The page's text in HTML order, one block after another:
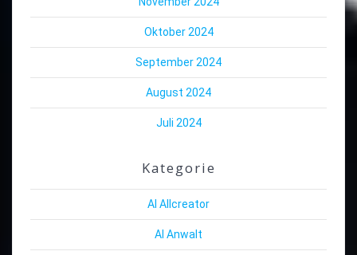
Oktober 2024
September 2024
August 2024
Juli 2024
Kategorie
AI Allcreator
AI Anwalt